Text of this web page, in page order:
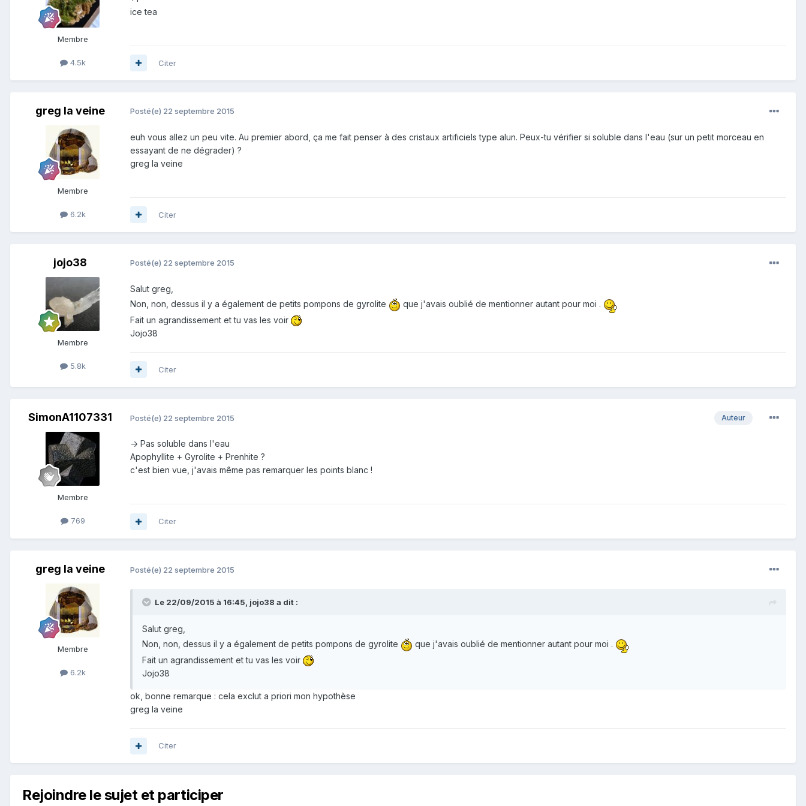
Membre
4.5k
ice tea
Citer
greg la veine
Membre
6.2k
Posté(e) 22 septembre 2015
euh vous allez un peu vite. Au premier abord, ça me fait penser à des cristaux artificiels type alun. Peux-tu vérifier si soluble dans l'eau (sur un petit morceau en
essayant de ne dégrader) ?
greg la veine
Citer
jojo38
Membre
5.8k
Posté(e) 22 septembre 2015
Salut greg,
Non, non, dessus il y a également de petits pompons de gyrolite
que j'avais oublié de mentionner autant pour moi .
Fait un agrandissement et tu vas les voir
Jojo38
Citer
SimonA1107331
Membre
769
Auteur
Posté(e) 22 septembre 2015
-> Pas soluble dans l'eau
Apophyllite + Gyrolite + Prenhite ?
c'est bien vue, j'avais même pas remarquer les points blanc !
Citer
greg la veine
Membre
6.2k
Posté(e) 22 septembre 2015
Le 22/09/2015 à 16:45, jojo38 a dit :
Salut greg,
Non, non, dessus il y a également de petits pompons de gyrolite
que j'avais oublié de mentionner autant pour moi .
Fait un agrandissement et tu vas les voir
Jojo38
ok, bonne remarque : cela exclut a priori mon hypothèse
greg la veine
Citer
Rejoindre le sujet et participer